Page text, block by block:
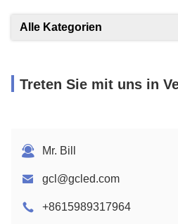
Alle Kategorien
Treten Sie mit uns in
Mr. Bill
gcl@gcled.com
+8615989317964